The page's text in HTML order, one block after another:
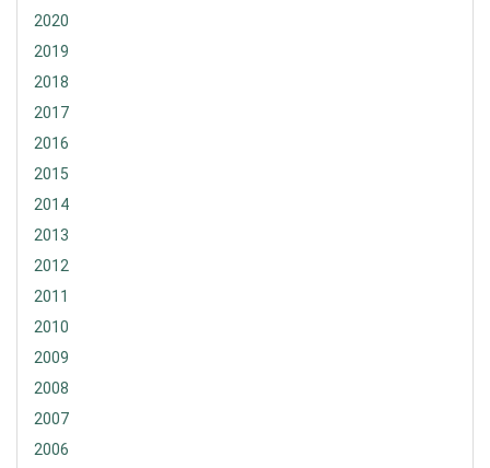
2020
2019
2018
2017
2016
2015
2014
2013
2012
2011
2010
2009
2008
2007
2006